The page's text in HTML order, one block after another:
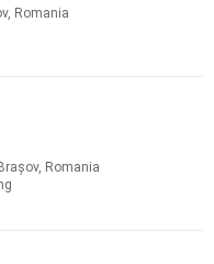
Romania
Romania